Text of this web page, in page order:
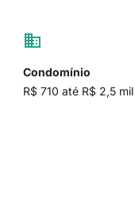
Condomínio
R$ 710 até R$ 2,5 mil